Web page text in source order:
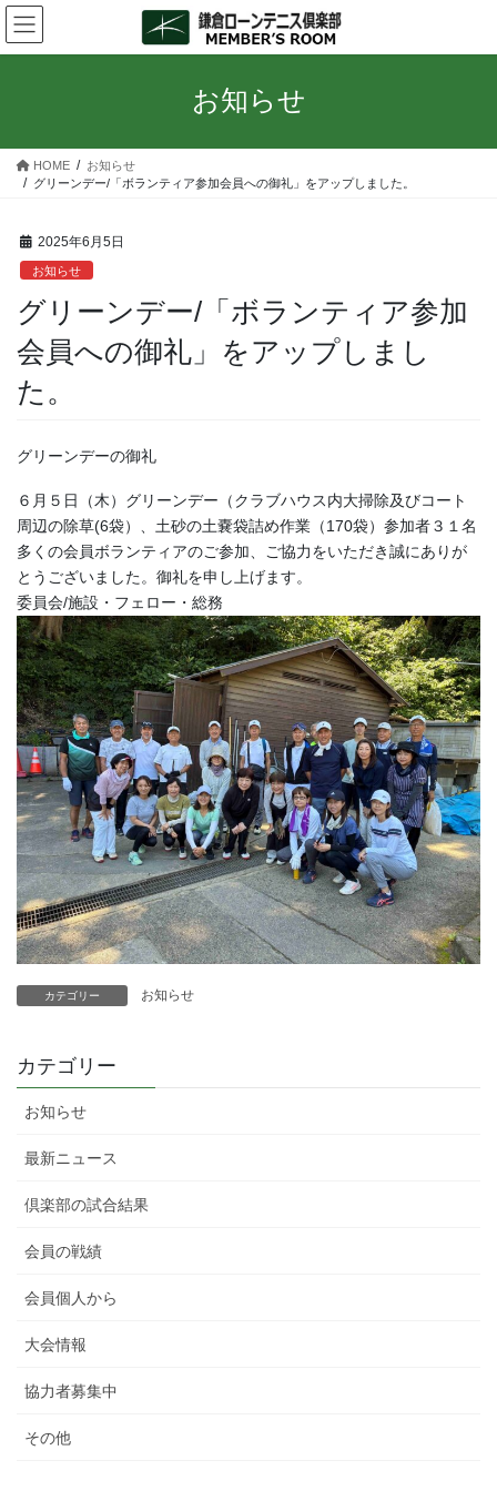
コ
ン
テ
ス
ナ
ビ
ゲ
ン
お知らせ
HOME
お知らせ
グリーンデー/「ボランティア参加会員への御礼」をアップしました。
2025年6月5日
お知らせ
グリーンデー/「ボランティア参加
会員への御礼」をアップしまし
た。
グリーンデーの御礼
６月５日（木）グリーンデー（クラブハウス内大掃除及びコート
周辺の除草(6袋）、土砂の土嚢袋詰め作業（170袋）参加者３１名
多くの会員ボランティアのご参加、ご協力をいただき誠にありが
とうございました。御礼を申し上げます。
委員会/施設・フェロー・総務
カテゴリー お知らせ
カテゴリー
お知らせ
最新ニュース
倶楽部の試合結果
会員の戦績
会員個人から
大会情報
協力者募集中
その他